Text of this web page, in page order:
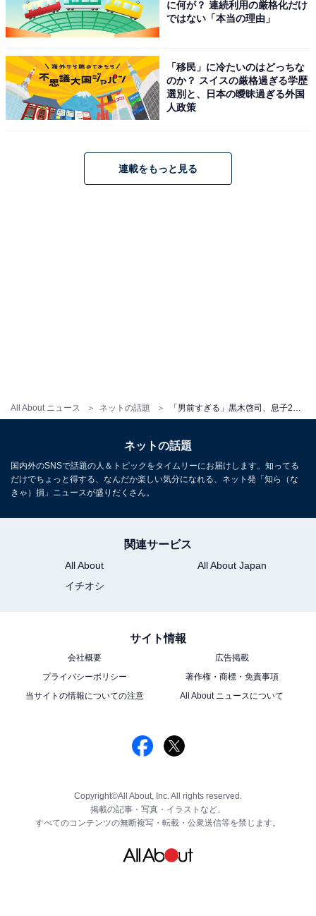
All About ニュース ネットの話題
に何が？ 連続利用の厳格化だけ
ではない「本当の理由」
「移民」に冷たいのはどっちな
のか？ スイスの厳格過ぎる学歴
選別と、日本の曖昧過ぎる外国
人政策
連載をもっと見る
ネットの話題
国内外のSNSで話題の人＆トピックをタイムリーにお届けします。知ってる
だけでちょっと得する、なんだか楽しい気分になれる、ネット発「知ら（な
きゃ）損」ニュースが盛りだくさん。
関連サービス
All About
All About Japan
イチオシ
サイト情報
会社概要
広告掲載
プライバシーポリシー
著作権・商標・免責事項
当サイトの情報についての注意
All About ニュースについて
Copyright©All About, Inc. All rights reserved.
掲載の記事・写真・イラストなど、
すべてのコンテンツの無断複写・転載・公衆送信等を禁じます。